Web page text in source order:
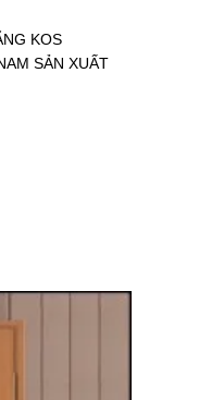
KOS
SẢN XUẤT